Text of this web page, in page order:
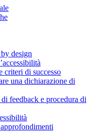
design
criteri di successo
una dichiarazione di
feedback e procedura di